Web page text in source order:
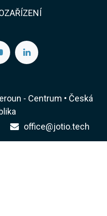
- Centrum • Česká
office@jotio.tech